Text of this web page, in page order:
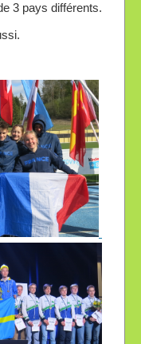
3 pays différents.